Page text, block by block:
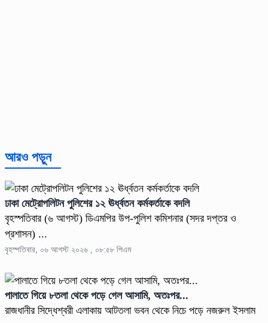
আরও পড়ুন
ঢাকা মেট্রোপলিটন পুলিশের ১২ ঊর্ধ্বতন কর্মকর্তাকে বদলি
বৃহস্পতিবার (৬ আগস্ট) ডিএমপির উপ-পুলিশ কমিশনার (সদর দপ্তর ও
প্রশাসন) ...
বৃহস্পতিবার, ০৬ আগস্ট ২০২৬ , ০৮:৫৮ পিএম
পালাতে গিয়ে ৮তলা থেকে পড়ে গেল আসামি, অতঃপর...
রাজধানীর সিদ্ধেশ্বরী এলাকায় আটতলা ভবন থেকে নিচে পড়ে নজরুল ইসলাম